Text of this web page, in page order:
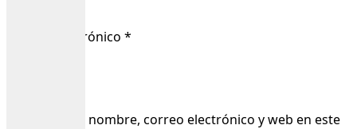
Correo electrónico *
Guarda mi nombre, correo electrónico y web en este